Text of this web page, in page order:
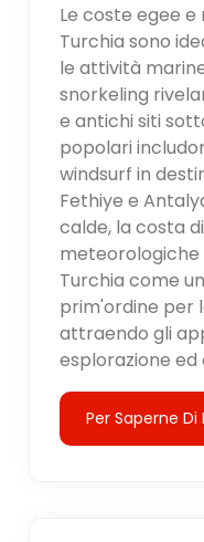
Le coste egee
Turchia sono
le attività
snorkeling
e antichi siti
popolari
windsurf in
Fethiye e
calde, la costa
meteorologiche
Turchia come
prim'ordine per
attraendo gli
esplorazione ed
Per Saperne Di